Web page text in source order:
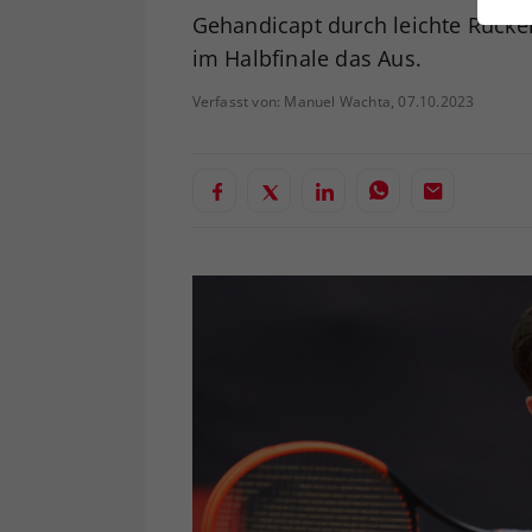
Gehandicapt durch leichte
im Halbfinale das Aus.
Verfasst von: Manuel Wachta, 07.10.2023